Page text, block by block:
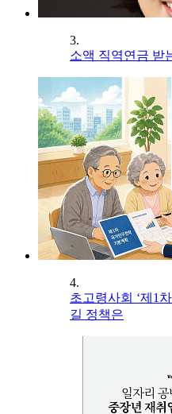
3.
소액 직역연금 받
4.
초고령사회 ‘제1
길 정책은